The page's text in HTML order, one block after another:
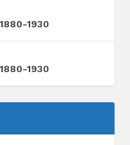
1930
1930